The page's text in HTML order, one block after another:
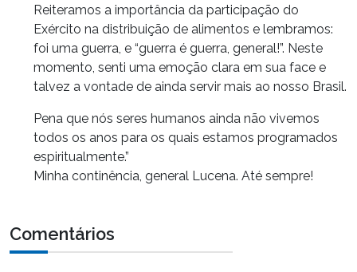
Reiteramos a importância da participação do
Exército na distribuição de alimentos e lembramos:
foi uma guerra, e “guerra é guerra, general!”. Neste
momento, senti uma emoção clara em sua face e
talvez a vontade de ainda servir mais ao nosso Brasil.
Pena que nós seres humanos ainda não vivemos
todos os anos para os quais estamos programados
espiritualmente.”
Minha continência, general Lucena. Até sempre!
Comentários